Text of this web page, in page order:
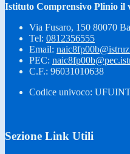
Istituto Comprensivo Plinio il
Via Fusaro, 150 80070
Tel: 0812356555
Email:
PEC:
C.F.: 96031010638
Codice univoco:
Sezione Link Utili